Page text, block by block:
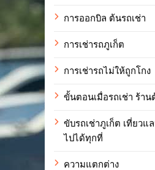
การออกบิล ต้นรถเช่า
การเช่ารถภูเก็ต
การเช่ารถไม่ให้ถูกโกง
ขั้นตอนเมื่อรถเช่า ร้าน
ขับรถเช่าภูเก็ต เที่ยว
ไปได้ทุกที่
ความแตกต่าง